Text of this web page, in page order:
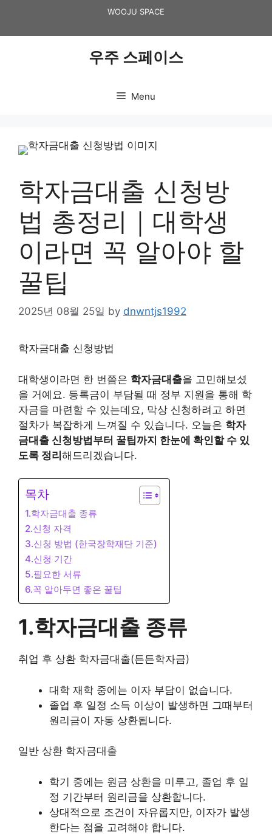
content
WOOJU SPACE
우주 스페이스
Menu
학자금대출 신청방
법 총정리｜대학생
이라면 꼭 알아야 할
꿀팁
2025년 08월 25일 by dnwntjs1992
학자금대출 신청방법
대학생이라면 한 번쯤은 학자금대출을 고민해보셨
을 거예요. 등록금이 부담될 때 정부 지원을 통해 학
자금을 마련할 수 있는데요, 막상 신청하려고 하면
절차가 복잡하게 느껴질 수 있습니다. 오늘은 학자
금대출 신청방법부터 꿀팁까지 한눈에 확인할 수 있
도록 정리해드리겠습니다.
목차
1.학자금대출 종류
2.신청 자격
3.신청 방법 (한국장학재단 기준)
4.신청 기간
5.필요한 서류
6.꼭 알아두면 좋은 꿀팁
1.학자금대출 종류
취업 후 상환 학자금대출(든든학자금)
대학 재학 중에는 이자 부담이 없습니다.
졸업 후 일정 소득 이상이 발생하면 그때부터
원리금이 자동 상환됩니다.
일반 상환 학자금대출
학기 중에는 원금 상환을 미루고, 졸업 후 일
정 기간부터 원리금을 상환합니다.
상대적으로 조건이 자유롭지만, 이자가 발생
한다는 점을 고려해야 합니다.